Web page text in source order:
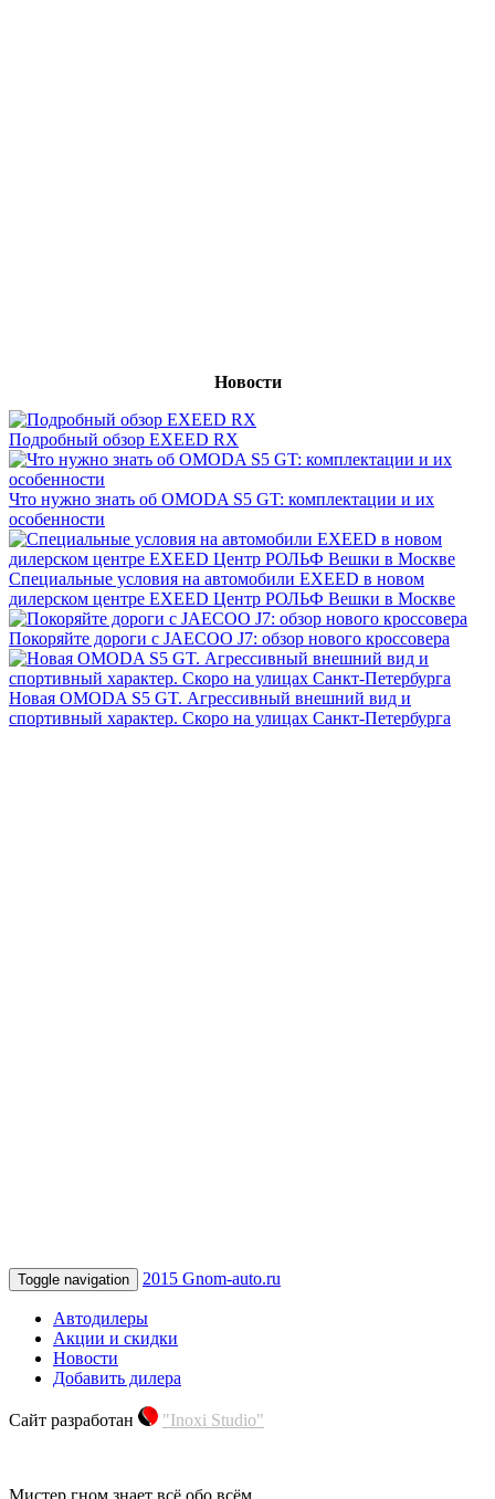
Новости
Подробный обзор EXEED RX
Что нужно знать об OMODA S5 GT: комплектации и их
особенности
Специальные условия на автомобили EXEED в новом
дилерском центре EXEED Центр РОЛЬФ Вешки в Москве
Покоряйте дороги с JAECOO J7: обзор нового кроссовера
Новая OMODA S5 GT. Агрессивный внешний вид и
спортивный характер. Скоро на улицах Санкт-Петербурга
Toggle navigation 2015 Gnom-auto.ru
Автодилеры
Акции и скидки
Новости
Добавить дилера
Сайт разработан "Inoxi Studio"
Мистер гном знает всё обо всём